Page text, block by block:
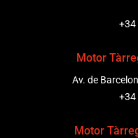
+34
Motor
Av. de
+34
Motor